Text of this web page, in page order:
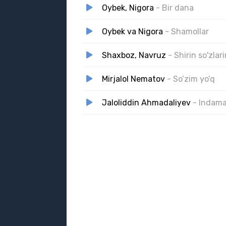
Oybek, Nigora - Bir dana
Oybek va Nigora - Shamollar
Shaxboz, Navruz - Shirin
Mirjalol Nematov - So’zim yo’q
Jaloliddin Ahmadaliyev -